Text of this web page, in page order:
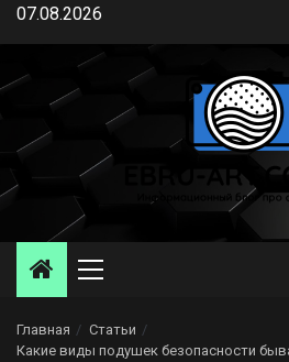
Перейти
содержимому
07.08.2026
Основное
Главная
Статьи
Какие виды подушек безопасности